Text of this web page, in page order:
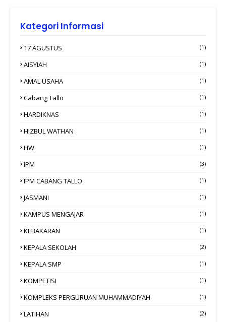
Kategori Informasi
17 AGUSTUS (1)
AISYIAH (1)
AMAL USAHA (1)
Cabang Tallo (1)
HARDIKNAS (1)
HIZBUL WATHAN (1)
HW (1)
IPM (3)
IPM CABANG TALLO (1)
JASMANI (1)
KAMPUS MENGAJAR (1)
KEBAKARAN (1)
KEPALA SEKOLAH (2)
KEPALA SMP (1)
KOMPETISI (1)
KOMPLEKS PERGURUAN MUHAMMADIYAH (1)
LATIHAN (2)